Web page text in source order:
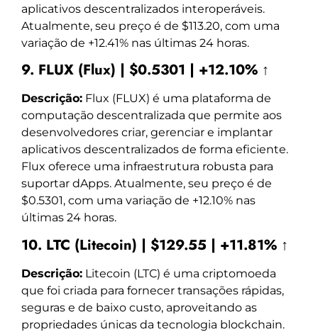
aplicativos descentralizados interoperáveis.
Atualmente, seu preço é de $113.20, com uma
variação de +12.41% nas últimas 24 horas.
9. FLUX (Flux) | $0.5301 | +12.10% ↑
Descrição: Flux (FLUX) é uma plataforma de
computação descentralizada que permite aos
desenvolvedores criar, gerenciar e implantar
aplicativos descentralizados de forma eficiente.
Flux oferece uma infraestrutura robusta para
suportar dApps. Atualmente, seu preço é de
$0.5301, com uma variação de +12.10% nas
últimas 24 horas.
10. LTC (Litecoin) | $129.55 | +11.81% ↑
Descrição: Litecoin (LTC) é uma criptomoeda
que foi criada para fornecer transações rápidas,
seguras e de baixo custo, aproveitando as
propriedades únicas da tecnologia blockchain.